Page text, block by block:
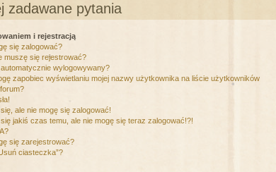
zadawane pytania
i rejestracją
się zalogować?
muszę się rejestrować?
wylogowywany?
zapobiec wyświetlaniu mojej nazwy użytkownika na liście użytkowników
ale nie mogę się zalogować!
jakiś czas temu, ale nie mogę się teraz zalogować!?!
się zarejestrować?
ciasteczka”?